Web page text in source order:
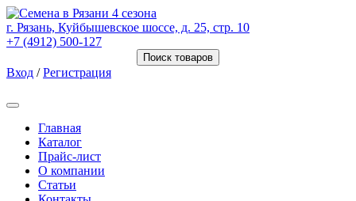
г. Рязань, Куйбышевское шоссе, д. 25, стр. 10
+7 (4912) 500-127
Поиск товаров
Вход /Регистрация
Главная
Каталог
Прайс-лист
О компании
Статьи